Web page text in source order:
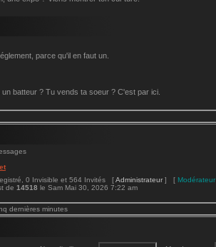
parce qu'il en faut un.
batteur ? Tu vends ta soeur ? C'est par ici.
0 Invisible et 564 Invités [Administrateur ] [ Modérateur
de 14518 le Sam Mai 30, 2026 7:22 am
dernières minutes